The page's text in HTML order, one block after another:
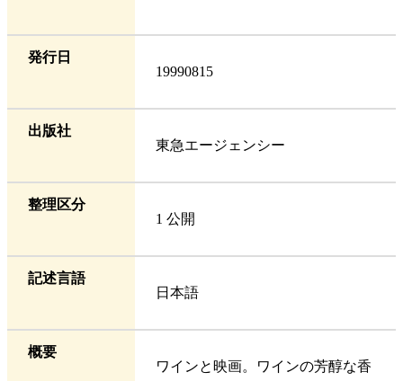
発行日
19990815
出版社
東急エージェンシー
整理区分
1 公開
記述言語
日本語
概要
ワインと映画。ワインの芳醇な香